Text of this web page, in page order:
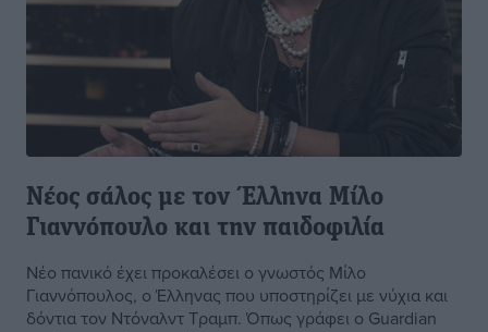
Νέος σάλος με τον Έλληνα Μίλο
Γιαννόπουλο και την παιδοφιλία
Νέο πανικό έχει προκαλέσει ο γνωστός Μίλο
Γιαννόπουλος, ο Έλληνας που υποστηρίζει με νύχια και
δόντια τον Ντόναλντ Τραμπ. Όπως γράφει ο Guardian